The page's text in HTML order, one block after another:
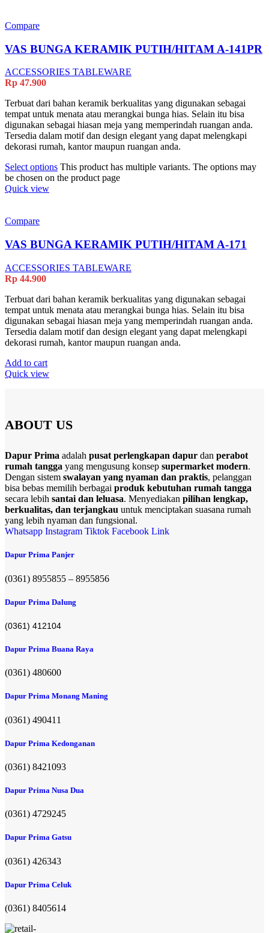
Compare
VAS BUNGA KERAMIK PUTIH/HITAM A-141PR
ACCESSORIES TABLEWARE
Rp 47.900
Terbuat dari bahan keramik berkualitas yang digunakan sebagai
tempat untuk menata atau merangkai bunga hias. Selain itu bisa
digunakan sebagai hiasan meja yang memperindah ruangan anda.
Tersedia dalam motif dan design elegant yang dapat melengkapi
dekorasi rumah, kantor maupun ruangan anda.
Select options This product has multiple variants. The options may
be chosen on the product page
Quick view
Compare
VAS BUNGA KERAMIK PUTIH/HITAM A-171
ACCESSORIES TABLEWARE
Rp 44.900
Terbuat dari bahan keramik berkualitas yang digunakan sebagai
tempat untuk menata atau merangkai bunga hias. Selain itu bisa
digunakan sebagai hiasan meja yang memperindah ruangan anda.
Tersedia dalam motif dan design elegant yang dapat melengkapi
dekorasi rumah, kantor maupun ruangan anda.
Add to cart
Quick view
ABOUT US
Dapur Prima adalah pusat perlengkapan dapur dan perabot
rumah tangga yang mengusung konsep supermarket modern.
Dengan sistem swalayan yang nyaman dan praktis, pelanggan
bisa bebas memilih berbagai produk kebutuhan rumah tangga
secara lebih santai dan leluasa. Menyediakan pilihan lengkap,
berkualitas, dan terjangkau untuk menciptakan suasana rumah
yang lebih nyaman dan fungsional.
Whatsapp Instagram Tiktok Facebook Link
Dapur Prima Panjer
(0361) 8955855 – 8955856​
Dapur Prima Dalung
(0361) 412104
Dapur Prima Buana Raya
(0361) 480600
Dapur Prima Monang Maning
(0361) 490411​
Dapur Prima Kedonganan
(0361) 8421093
Dapur Prima Nusa Dua
(0361) 4729245
Dapur Prima Gatsu
(0361) 426343
Dapur Prima Celuk
(0361) 8405614